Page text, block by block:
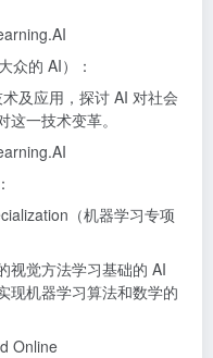
众的 AI）：
及应用，探讨 AI 对社会
一技术变革。
（机器学习专项
视觉方法学习基础的 AI
现机器学习算法和数学的
Online